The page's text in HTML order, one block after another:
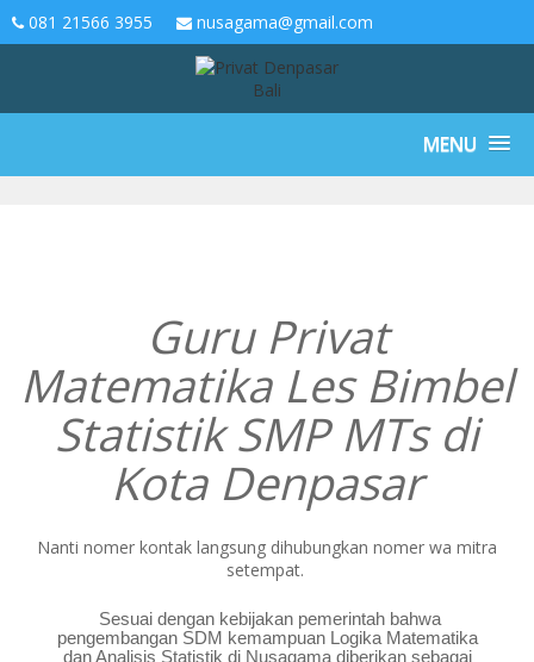
081 21566 3955 nusagama@gmail.com
MENU
Guru Privat
Matematika Les Bimbel
Statistik SMP MTs di
Kota Denpasar
Nanti nomer kontak langsung dihubungkan nomer wa mitra
setempat.